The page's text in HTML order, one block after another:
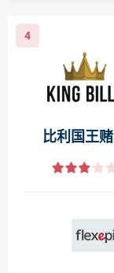
4
比利国王